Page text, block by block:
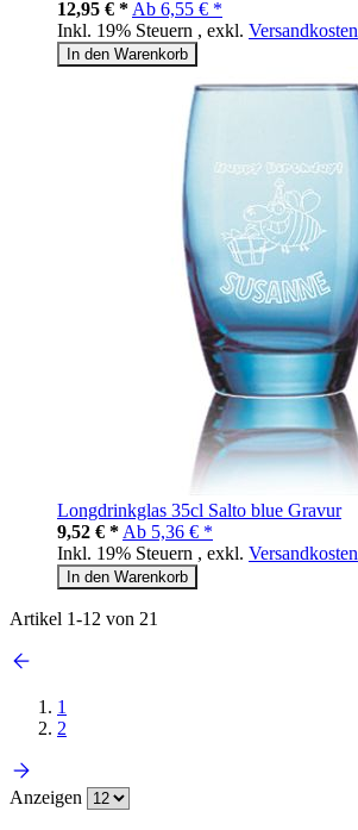
12,95 € * Ab 6,55 € *
Inkl. 19% Steuern , exkl. Versandkosten
In den Warenkorb
Longdrinkglas 35cl Salto blue Gravur
9,52 € * Ab 5,36 € *
Inkl. 19% Steuern , exkl. Versandkosten
In den Warenkorb
Artikel 1-12 von 21
1
2
Anzeigen